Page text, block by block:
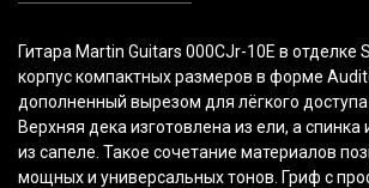
Гитара Martin Guitars 000CJr-10E в
корпус компактных размеров в форме
дополненный вырезом для лёгкого
Верхняя дека изготовлена из ели, а спинка
из сапеле. Такое сочетание материалов
мощных и универсальных тонов. Гриф с